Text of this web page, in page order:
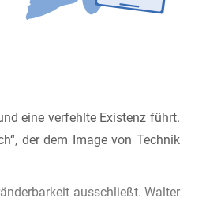
eine verfehlte Existenz führt.
der dem Image von Technik
ausschließt. Walter